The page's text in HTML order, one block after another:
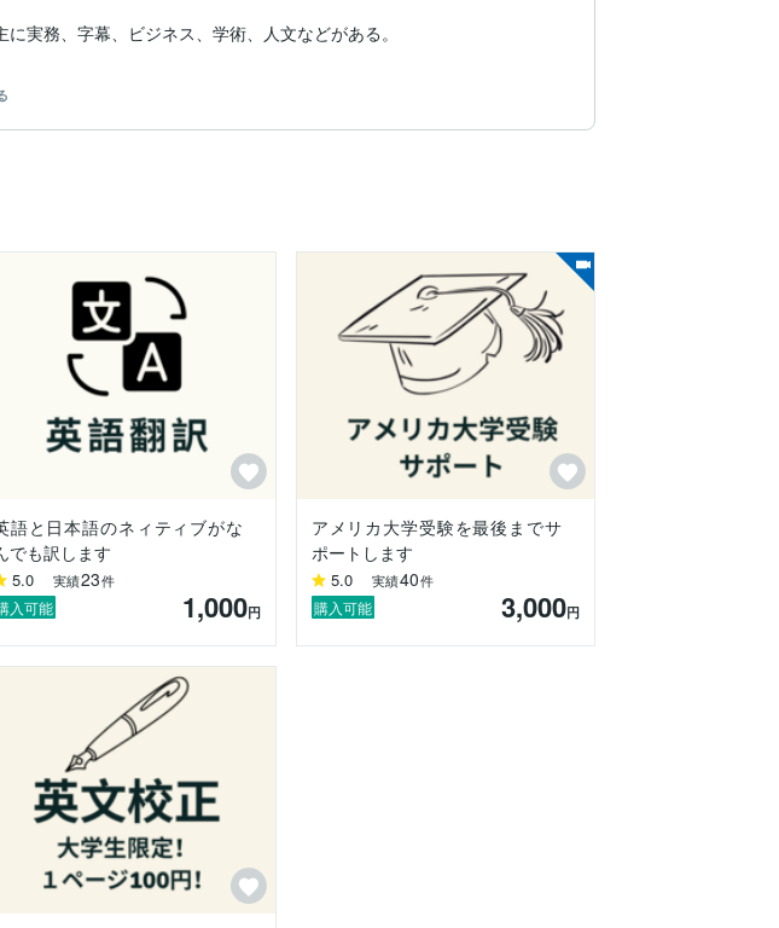
実務、字幕、ビジネス、学術、人文などがある。
語と日本語のネィティブがな
でも訳します
5.0 実績23件
入可能 1,000円
アメリカ大学受験を最後までサ
ポートします
5.0 実績40件
購入可能 3,000円